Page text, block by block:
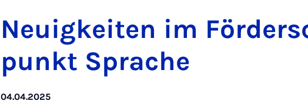
Neu­ig­kei­ten im
punkt Spra­che
04.04.2025